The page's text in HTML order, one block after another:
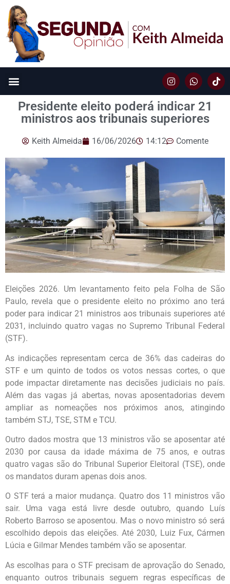
Presidente eleito poderá indicar 21
ministros aos tribunais superiores
Keith Almeida 16/06/2026 14:12 Comente
Eleições 2026. Um levantamento feito pela Folha de São
Paulo, revela que o presidente eleito no próximo ano terá
poder para indicar 21 ministros aos tribunais superiores até
2031, incluindo quatro vagas no Supremo Tribunal Federal
(STF).
As indicações representam cerca de 36% das cadeiras do
STF e um quinto de todos os votos nessas cortes, o que
pode impactar diretamente nas decisões judiciais no país.
Além das vagas já abertas, novas aposentadorias devem
ampliar as nomeações nos próximos anos, atingindo
também STJ, TSE, STM e TCU.
Outro dados mostra que 13 ministros vão se aposentar até
2030 por causa da idade máxima de 75 anos, e outras
quatro vagas são do Tribunal Superior Eleitoral (TSE), onde
os mandatos duram apenas dois anos.
O STF terá a maior mudança. Quatro dos 11 ministros vão
sair. Uma vaga está livre desde outubro, quando Luís
Roberto Barroso se aposentou. Mas o novo ministro só será
escolhido depois das eleições. Até 2030, Luiz Fux, Cármen
Lúcia e Gilmar Mendes também vão se aposentar.
As escolhas para o STF precisam de aprovação do Senado,
enquanto outros tribunais seguem regras específicas de